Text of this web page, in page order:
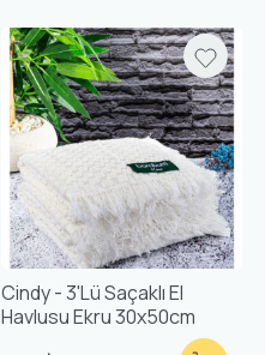
Cindy - 3'lü Saçaklı El
Havlusu Ekru 30x50cm